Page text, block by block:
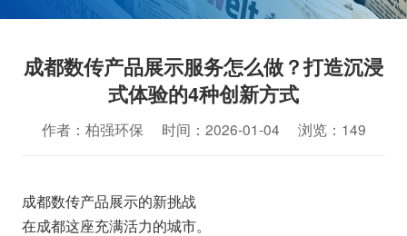
成都数传产品展示服务怎么做？打造沉浸
式体验的4种创新方式
作者：柏强环保 时间：2026-01-04 浏览：149
成都数传产品展示的新挑战
在成都这座充满活力的城市。